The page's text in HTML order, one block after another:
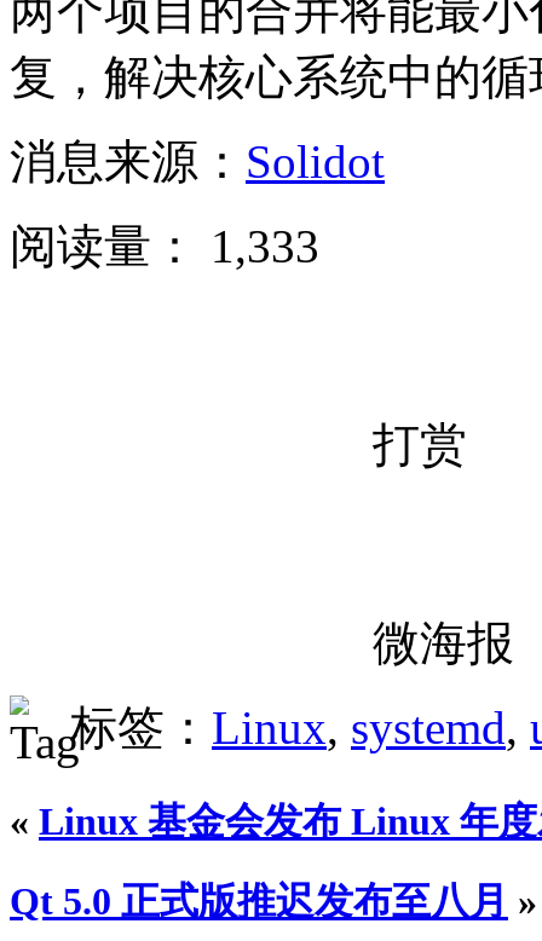
两个项目的合并将能最
复，解决核心系统中的
消息来源： Solidot
阅读量：
1,333
打赏
微海报
标签： Linux, systemd,
« Linux 基金会发布 Linux 年
Qt 5.0 正式版推迟发布至八月 »